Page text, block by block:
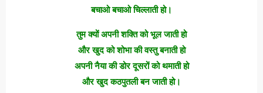
बचाओ बचाओ चिल्लाती हो।
तुम क्यों अपनी शक्ति को भूल जाती हो
और खुद को शोभा की वस्तु बनाती हो
अपनी नैया की डोर दूसरों को थमाती हो
और खुद कठपुतली बन जाती हो।